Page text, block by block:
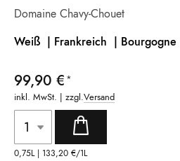
Domaine Chavy-Chouet
Weiß | Frankreich | Bourgogne
99,90 €
inkl. MwSt. | zzgl.Versand
0,75L | 133,20 €/1L